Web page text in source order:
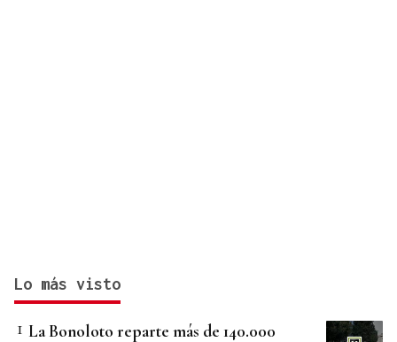
Lo más visto
La Bonoloto reparte más de 140.000